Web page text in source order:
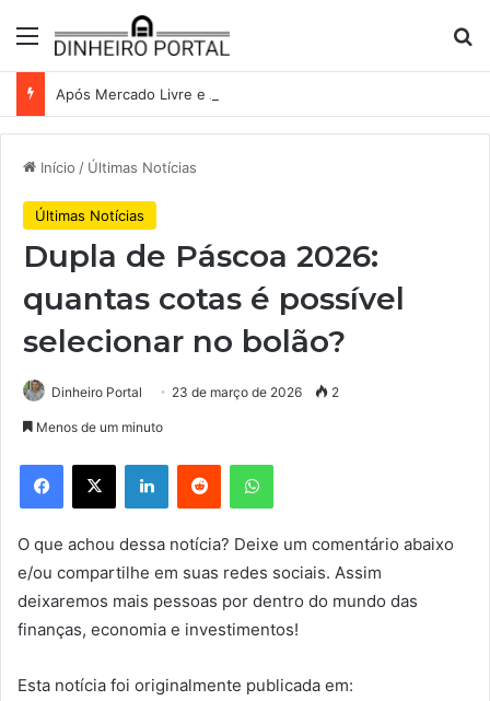
Menu
Início / Últimas Notícias
Últimas Notícias
Dupla de Páscoa 2026:
quantas cotas é possível
selecionar no bolão?
Dinheiro Portal 23 de março de 2026 2
Menos de um minuto
Facebook
X LinkedinReddit WhatsApp
O que achou dessa notícia? Deixe um comentário abaixo
e/ou compartilhe em suas redes sociais. Assim
deixaremos mais pessoas por dentro do mundo das
finanças, economia e investimentos!
Esta notícia foi originalmente publicada em: